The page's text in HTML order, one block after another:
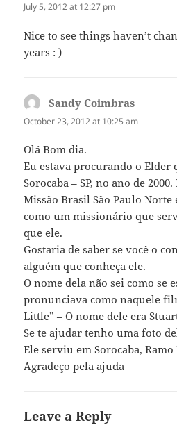
July 5, 2012 at 12:27 pm
Nice to see things haven’t
years : )
Sandy Coimbras
October 23, 2012 at 10:25 am
Olá Bom dia.
Eu estava procurando o Elder
Sorocaba – SP, no ano de
Missão Brasil São Paulo
como um missionário que
que ele.
Gostaria de saber se você o
alguém que conheça ele.
O nome dela não sei como se
pronunciava como naquele
Little” – O nome dele era
Se te ajudar tenho uma foto
Ele serviu em Sorocaba,
Agradeço pela ajuda
Leave a Reply